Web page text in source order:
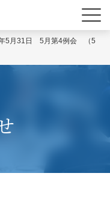
5月31日 5月第4例会 （5